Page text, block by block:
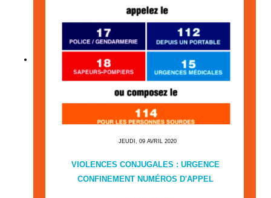
JEUDI, 09 AVRIL 2020
VIOLENCES CONJUGALES : URGENCE
CONFINEMENT NUMÉROS D'APPEL